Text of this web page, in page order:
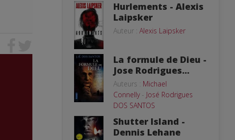
Hurlements - Alexis
Laipsker
Auteur : Alexis Laipsker
La formule de Dieu -
Jose Rodrigues...
Auteurs : Michael
Connelly- José Rodrigues
DOS SANTOS
Shutter Island -
Dennis Lehane